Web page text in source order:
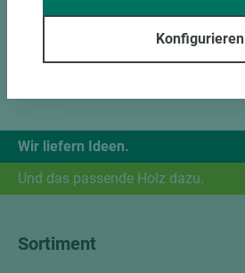
Wir liefern Ideen.
Und das passende Holz dazu.
Sortiment
Konfigurieren